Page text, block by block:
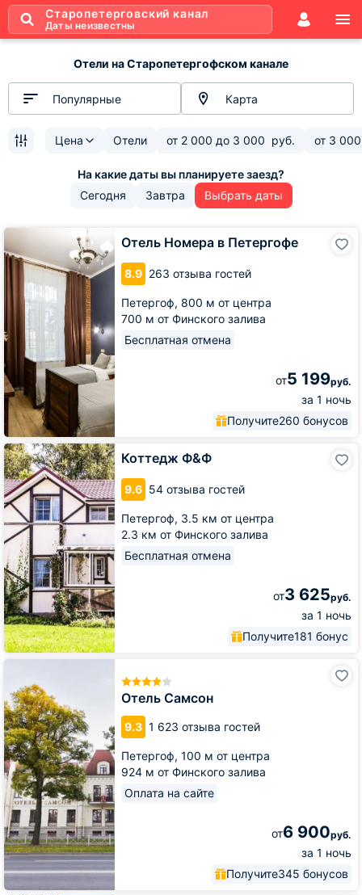
Старопетерговский канал
Даты неизвестны
Отели на Старопетергофском канале
Популярные Карта
Цена Отели от 2 000 до 3 000 руб. от 3 000
Сегодня Завтра Выбрать даты
Отель Номера в Петергофе
8.9 263 отзыва гостей
Петергоф, 800 м от центра
700 м от Финского залива
Бесплатная отмена
от5 199руб.
за 1 ночь
Получите260 бонусов
Отель
Номера
Коттедж Ф&Ф
9.6 54 отзыва гостей
Петергоф, 3.5 км от центра
2.3 км от Финского залива
Бесплатная отмена
от3 625руб.
за 1 ночь
Получите181 бонус
Коттедж
Ф&Ф
Отель Самсон
9.3 1 623 отзыва гостей
Петергоф, 100 м от центра
924 м от Финского залива
Оплата на сайте
от6 900руб.
за 1 ночь
Получите345 бонусов